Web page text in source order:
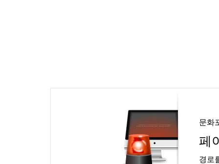
문화
페
경로